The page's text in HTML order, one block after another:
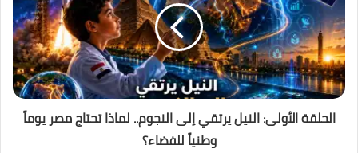
الحلقة الأولى: النيل يرتقي إلى النجوم.. لماذا تحتاج مصر يوماً
وطنياً للفضاء؟